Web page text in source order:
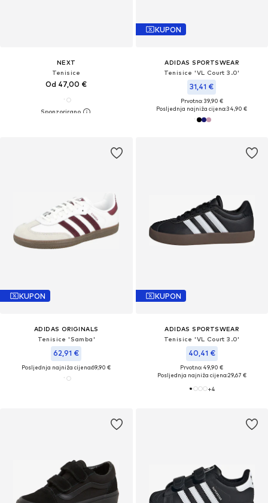
NEXT
Tenisice
Od 47,00 €
KUPON
ADIDAS SPORTSWEAR
Tenisice 'VL Court 3.0'
31,41 €
Prvotno: 39,90 €
Posljednja najniža cijena:34,90 €
KUPON
ADIDAS ORIGINALS
Tenisice 'Samba'
62,91 €
Posljednja najniža cijena:69,90 €
KUPON
ADIDAS SPORTSWEAR
Tenisice 'VL Court 3.0'
40,41 €
Prvotno: 49,90 €
Posljednja najniža cijena:29,67 €
+4